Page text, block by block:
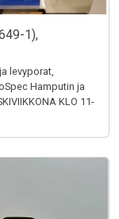
1),
levyporat,
Hamputin ja
KLO 11-